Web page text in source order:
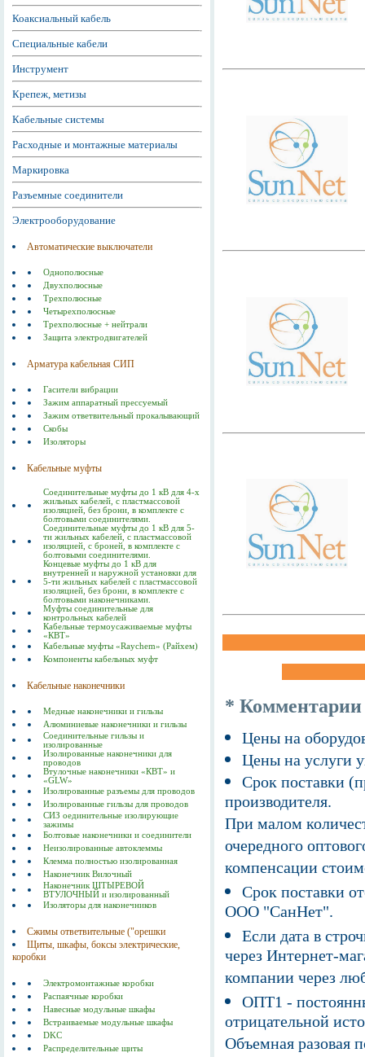
Коаксиальный кабель
Специальные кабели
Инструмент
Крепеж, метизы
Кабельные системы
Расходные и монтажные материалы
Маркировка
Разъемные соединители
Электрооборудование
Автоматические выключатели
Однополюсные
Двухполюсные
Трехполюсные
Четырехполюсные
Трехполюсные + нейтрали
Защита электродвигателей
Арматура кабельная СИП
Гасители вибрации
Зажим аппаратный прессуемый
Зажим ответвительный прокалывающий
Скобы
Изоляторы
Кабельные муфты
Соединительные муфты до 1 кВ для 4-х
жильных кабелей, с пластмассовой
изоляцией, без брони, в комплекте с
болтовыми соединителями.
Соединительные муфты до 1 кВ для 5-
ти жильных кабелей, с пластмассовой
изоляцией, с броней, в комплекте с
болтовыми соединителями.
Концевые муфты до 1 кВ для
внутренней и наружной установки для
5-ти жильных кабелей с пластмассовой
изоляцией, без брони, в комплекте с
болтовыми наконечниками.
Муфты соединительные для
контрольных кабелей
Кабельные термоусаживаемые муфты
«КВТ»
Кабельные муфты «Raychem» (Райхем)
Компоненты кабельных муфт
Кабельные наконечники
Медные наконечники и гильзы
Алюминиевые наконечники и гильзы
Соединительные гильзы и
изолированные
Изолированные наконечники для
проводов
Втулочные наконечники «КВТ» и
«GLW»
Изолированные разъемы для проводов
Изолированные гильзы для проводов
СИЗ оединительные изолирующие
зажимы
Болтовые наконечники и соединители
Неизолированные автоклеммы
Клемма полностью изолированная
Наконечник Вилочный
Наконечник ШТЫРЕВОЙ
ВТУЛОЧНЫЙ и изолированный
Изоляторы для наконечников
Сжимы ответвительные ("орешки
Щиты, шкафы, боксы электрические,
коробки
Электромонтажные коробки
Распаячные коробки
Навесные модульные шкафы
Встраиваемые модульные шкафы
DKC
Распределительные щиты
* Комментарии
Цены на
Цены на услуги
Срок поставки
производителя.
При малом
очередного
компенсации
Срок поставки
ООО "СанНет".
Если дата в
через Интернет-
компании через
ОПТ1 -
отрицательной
Объемная разовая